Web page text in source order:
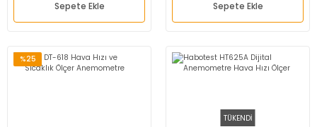
Sepete Ekle Sepete Ekle
%25
TÜKENDİ